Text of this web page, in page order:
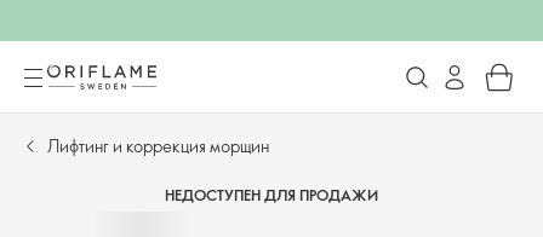
Лифтинг и коррекция морщин
НЕДОСТУПЕН ДЛЯ ПРОДАЖИ